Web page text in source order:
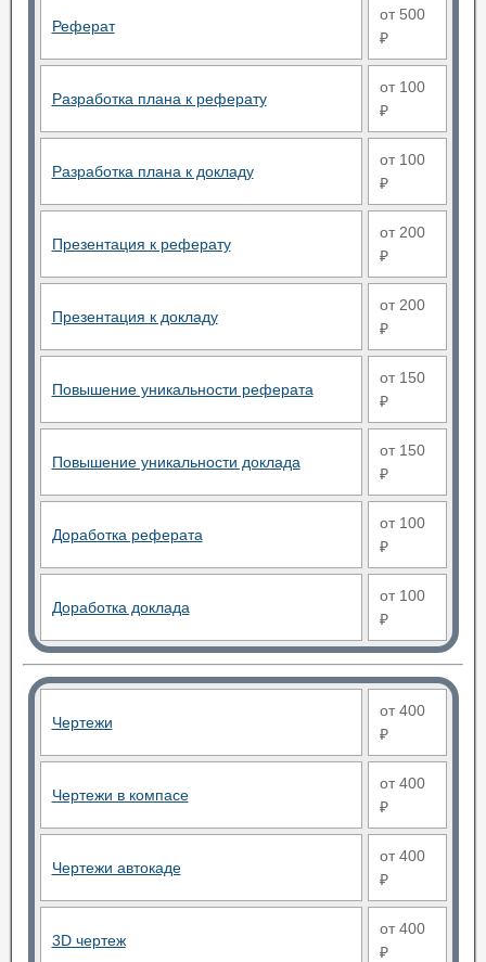
Реферат
от 500
₽
Разработка плана к реферату
от 100
₽
Разработка плана к докладу
от 100
₽
Презентация к реферату
от 200
₽
Презентация к докладу
от 200
₽
Повышение уникальности реферата
от 150
₽
Повышение уникальности доклада
от 150
₽
Доработка реферата
от 100
₽
Доработка доклада
от 100
₽
Чертежи
от 400
₽
Чертежи в компасе
от 400
₽
Чертежи автокаде
от 400
₽
3D чертеж
от 400
₽